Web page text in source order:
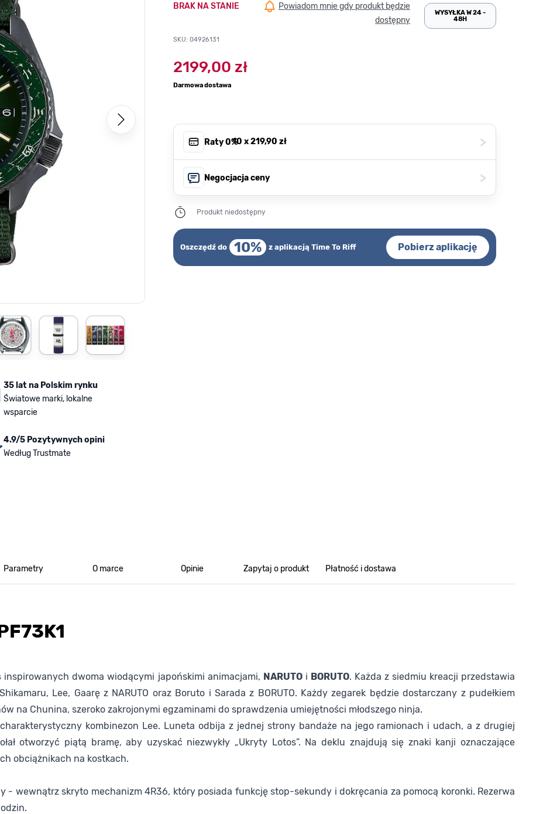
image
View larger imageView larger imageView larger image
35 lat na Polskim rynku
Światowe marki, lokalne
wsparcie
4.9/5 Pozytywnych opini
Według Trustmate
BRAK NA STANIE
Powiadom mnie gdy produkt będzie
dostępny
SKU: 04926131
WYSYŁKA W 24 -
48H
2199,00 zł
Darmowa dostawa
Raty 0%, 10 x219,90 zł >
Negocjacja ceny >
Produkt niedostępny
Oszczędź do 10% z aplikacją Time To Riff Pobierz aplikację
Parametry O marce Opinie Zapytaj o produkt Płatność i dostawa
inspirowanych dwoma wiodącymi japońskimi animacjami, NARUTOi BORUTO. Każda z siedmiu kreacji przedstawia
Lee, Gaarę z NARUTO oraz Boruto i Sarada z BORUTO. Każdy zegarek będzie dostarczany z pudełkiem
na Chunina, szeroko zakrojonymi egzaminami do sprawdzenia umiejętności młodszego ninja.
kombinezon Lee. Luneta odbija z jednej strony bandaże na jego ramionach i udach, a z drugiej
otworzyć piątą bramę, aby uzyskać niezwykły „Ukryty Lotos”. Na deklu znajdują się znaki kanji oznaczające
obciążnikach na kostkach.
- wewnątrz skryto mechanizm 4R36, który posiada funkcję stop-sekundy i dokręcania za pomocą koronki. Rezerwa